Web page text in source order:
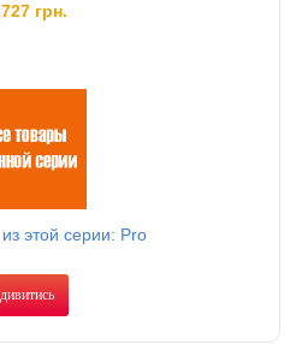
грн.
этой серии: Pro
дивитись